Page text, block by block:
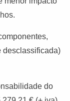
desclassificada)
do